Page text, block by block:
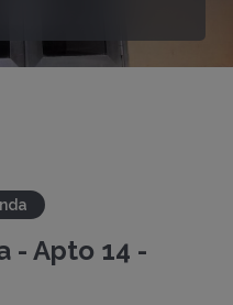
- Apto 14 -